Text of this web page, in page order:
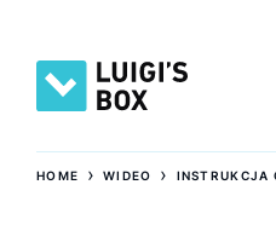
HOME ›WIDEO › INSTRUKCJA